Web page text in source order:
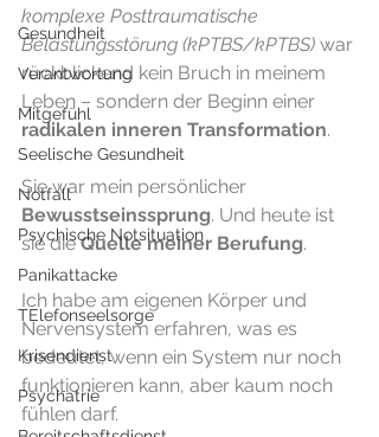
Gesundheit
Verantwortung
Mitgefühl
Seelische Gesundheit
Notfall
Psychische Notsituation
Panikattacke
TElefonseelsorge
Krisendienst
Psychatrie
komplexe Posttraumatische
Belastungsstörung (kPTBS/kPTBS) war
rückblickend kein Bruch in meinem
Leben – sondern der Beginn einer
radikalen inneren Transformation.
Sie war mein persönlicher
Bewusstseinssprung. Und heute ist
sie die Quelle meiner Berufung.
Ich habe am eigenen Körper und
Nervensystem erfahren, was es
bedeutet, wenn ein System nur noch
funktionieren kann, aber kaum noch
fühlen darf.